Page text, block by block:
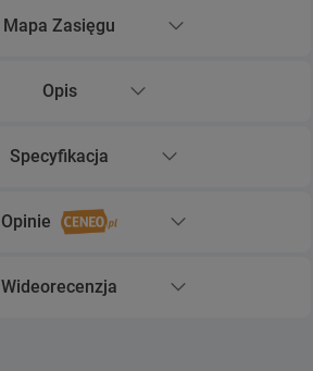
Mapa Zasięgu
Rozwiń sekcję Mapa Zasięgu
Opis
Rozwiń sekcję Opis
Specyfikacja
Rozwiń sekcję Specyfikacja
Opinie
Rozwiń sekcję Opinie
Wideorecenzja
Rozwiń sekcję Wideorecenzja